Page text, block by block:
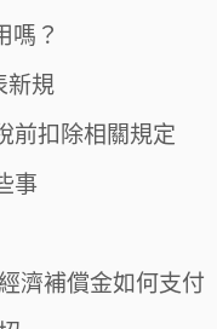
嗎？
新規
前扣除相關規定
事
濟補償金如何支付